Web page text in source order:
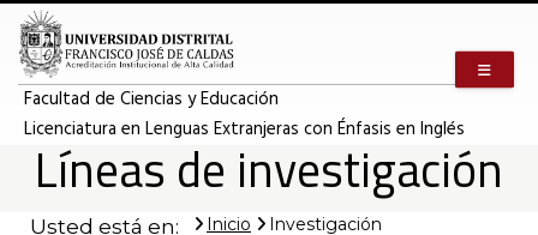
Facultad de Ciencias y Educación
Licenciatura en Lenguas Extranjeras con Énfasis en Inglés
Líneas de investigación
Usted está en: Inicio
Investigación